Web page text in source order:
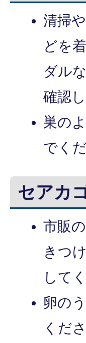
清掃
どを
ダル
確認
巣の
でく
セアカ
市販
きつ
して
卵の
くだ